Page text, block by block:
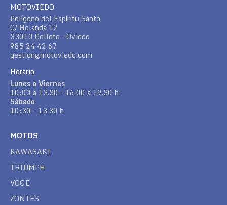
MOTOVIEDO
Polígono del Espíritu Santo
C/ Holanda 12
33010 Colloto – Oviedo
985 24 42 67
gestion@motoviedo.com
Horario
Lunes a Viernes
10:00 a 13.30 - 16.00 a 19.30 h
Sábado
10:30 - 13.30 h
MOTOS
KAWASAKI
TRIUMPH
VOGE
ZONTES